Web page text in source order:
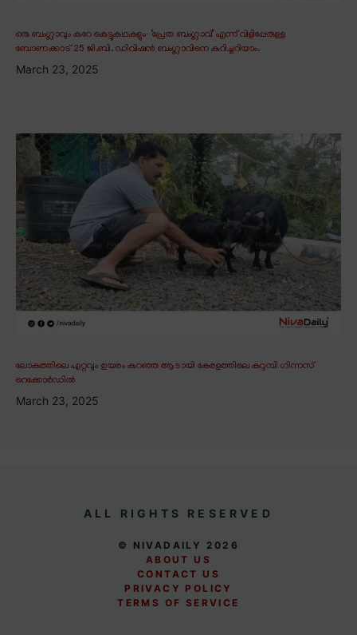
ഒരു ബംഗ്ലാവും കുറേ കെട്ടുകഥകളും∙ ‘പ്രേത ബംഗ്ലാവ്’ എന്ന് വിളിപ്പേരുള്ള
ബോണക്കാട് 25 ജി.ബി. ഡിവിഷൻ ബംഗ്ലാവിനെ കുറിച്ചറിയാം.
March 23, 2025
ലോകത്തിലെ ഏറ്റവും ഉയരം കുറഞ്ഞ ആടായി കേരളത്തിലെ കറുമ്പി ഗിന്നസ്
റെക്കോർഡിൽ
March 23, 2025
ALL RIGHTS RESERVED
© NIVADAILY 2026
ABOUT US
CONTACT US
PRIVACY POLICY
TERMS OF SERVICE